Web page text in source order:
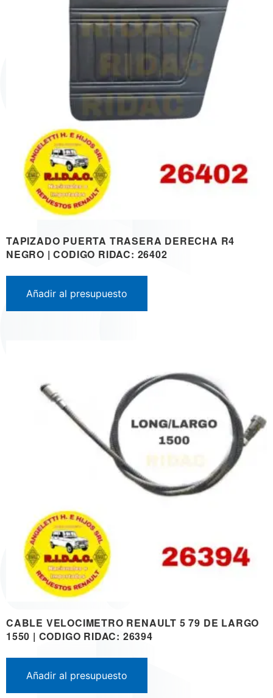
TAPIZADO PUERTA TRASERA DERECHA R4
NEGRO | CODIGO RIDAC: 26402
Añadir al presupuesto
CABLE VELOCIMETRO RENAULT 5 79 DE LARGO
1550 | CODIGO RIDAC: 26394
Añadir al presupuesto